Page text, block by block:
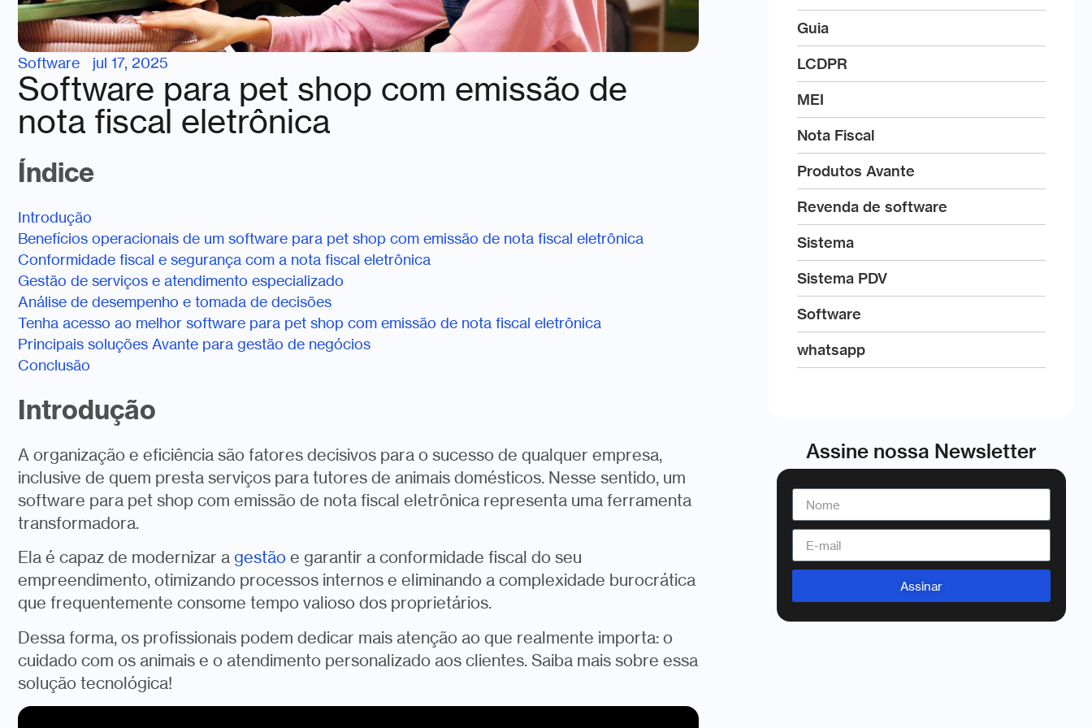
Software jul 17, 2025
Software para pet shop com emissão de
nota fiscal eletrônica
Índice
Introdução
Benefícios operacionais de um software para pet shop com emissão de nota fiscal eletrônica
Conformidade fiscal e segurança com a nota fiscal eletrônica
Gestão de serviços e atendimento especializado
Análise de desempenho e tomada de decisões
Tenha acesso ao melhor software para pet shop com emissão de nota fiscal eletrônica
Principais soluções Avante para gestão de negócios
Conclusão
Introdução
A organização e eficiência são fatores decisivos para o sucesso de qualquer empresa,
inclusive de quem presta serviços para tutores de animais domésticos. Nesse sentido, um
software para pet shop com emissão de nota fiscal eletrônica representa uma ferramenta
transformadora.
Ela é capaz de modernizar a gestão e garantir a conformidade fiscal do seu
empreendimento, otimizando processos internos e eliminando a complexidade burocrática
que frequentemente consome tempo valioso dos proprietários.
Dessa forma, os profissionais podem dedicar mais atenção ao que realmente importa: o
cuidado com os animais e o atendimento personalizado aos clientes. Saiba mais sobre essa
solução tecnológica!
Guia
LCDPR
MEI
Nota Fiscal
Produtos Avante
Revenda de software
Sistema
Sistema PDV
Software
whatsapp
Assine nossa Newsletter
Assinar